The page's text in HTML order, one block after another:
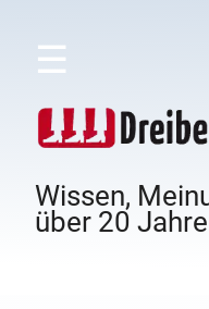
☰
Wissen,
über 20